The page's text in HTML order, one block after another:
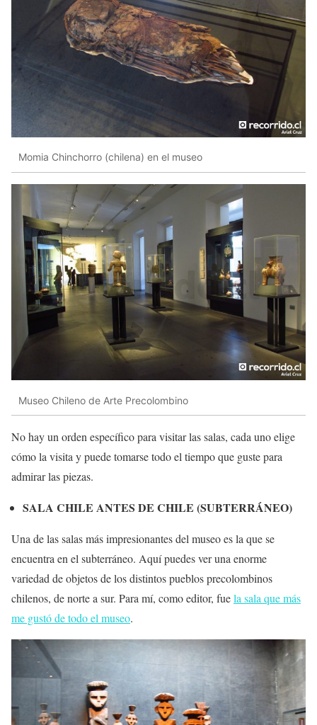
Momia Chinchorro (chilena) en el museo
Museo Chileno de Arte Precolombino
No hay un orden específico para visitar las salas, cada uno elige
cómo la visita y puede tomarse todo el tiempo que guste para
admirar las piezas.
SALA CHILE ANTES DE CHILE (SUBTERRÁNEO)
Una de las salas más impresionantes del museo es la que se
encuentra en el subterráneo. Aquí puedes ver una enorme
variedad de objetos de los distintos pueblos precolombinos
chilenos, de norte a sur. Para mí, como editor, fuela sala que más
me gustó de todo el museo.